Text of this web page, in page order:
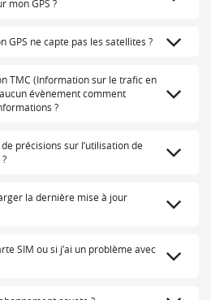
mon GPS ?
GPS ne capte pas les satellites ?
TMC (Information sur le trafic en
évènement comment
?
précisions sur l’utilisation de
la dernière mise à jour
SIM ou si j’ai un problème avec